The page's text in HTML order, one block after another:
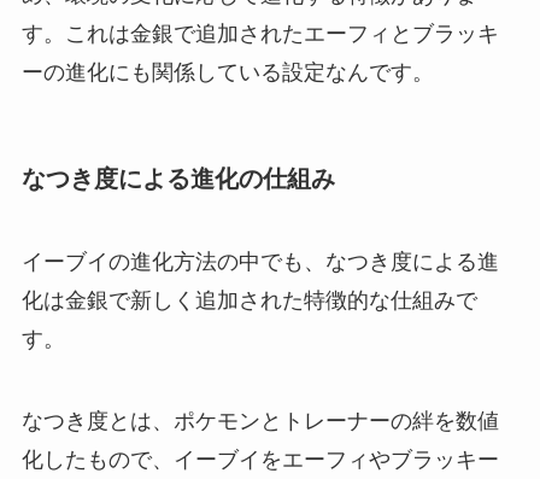
す。これは金銀で追加されたエーフィとブラッキ
ーの進化にも関係している設定なんです。
なつき度による進化の仕組み
イーブイの進化方法の中でも、なつき度による進
化は金銀で新しく追加された特徴的な仕組みで
す。
なつき度とは、ポケモンとトレーナーの絆を数値
化したもので、イーブイをエーフィやブラッキー